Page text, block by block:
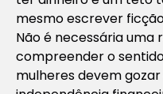
mesmo escrever
Não é necessária
compreender o
mulheres devem